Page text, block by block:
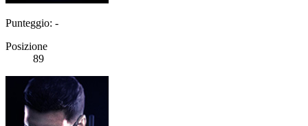
Punteggio: -
Posizione
89